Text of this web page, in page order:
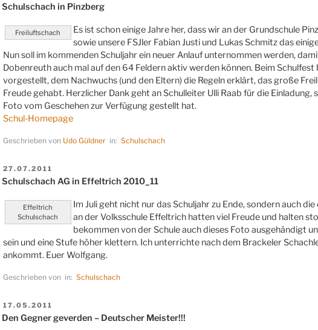
AM
Schulschach in Pinzberg
Freiluftschach
Es ist schon einige Jahre her, dass wir an der Grundschule
sowie unsere FSJler Fabian Justi und Lukas Schmitz das
Nun soll im kommenden Schuljahr ein neuer Anlauf unternommen werden,
Dobenreuth auch mal auf den 64 Feldern aktiv werden können. Beim
vorgestellt, dem Nachwuchs (und den Eltern) die Regeln erklärt, das große
Freude gehabt. Herzlicher Dank geht an Schulleiter Ulli Raab für die
Foto vom Geschehen zur Verfügung gestellt hat.
Schul-Homepage
Geschrieben von Udo Güldnerin: Schulschach
VERÖFFENTLICHT
AM
27.07.2011
Schulschach AG in Effeltrich 2010_11
Effeltrich
Schulschach
Im Juli geht nicht nur das Schuljahr zu Ende, sondern auch
an der Volksschule Effeltrich hatten viel Freude und halten
bekommen von der Schule auch dieses Foto ausgehändigt
sein und eine Stufe höher klettern. Ich unterrichte nach dem Brackeler
ankommt. Euer Wolfgang.
Geschrieben von in: Schulschach
VERÖFFENTLICHT
AM
17.05.2011
Den Gegner geverden – Deutscher Meister!!!